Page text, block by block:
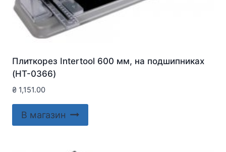
Плиткорез Intertool 600 мм, на подшипниках
(HT-0366)
₴ 1,151.00
В магазин